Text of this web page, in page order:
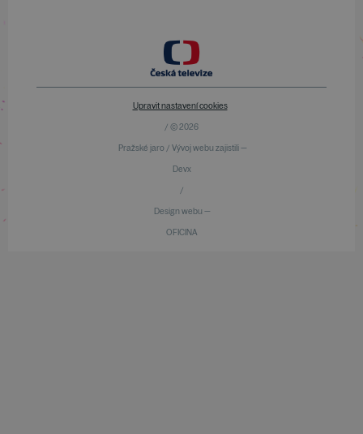
Upravit nastavení cookies
/ © 2026
Pražské jaro / Vývoj webu zajistili —
Devx
/
Design webu —
OFICINA